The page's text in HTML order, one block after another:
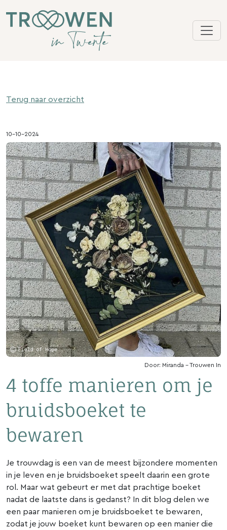
Terug naar overzicht
10-10-2024
Door: Miranda - Trouwen In
4 toffe manieren om je
bruidsboeket te
bewaren
Je trouwdag is een van de meest bijzondere momenten
in je leven en je bruidsboeket speelt daarin een grote
rol. Maar wat gebeurt er met dat prachtige boeket
nadat de laatste dans is gedanst? In dit blog delen we
een paar manieren om je bruidsboeket te bewaren,
zodat je jouw boeket kunt bewaren op een manier die